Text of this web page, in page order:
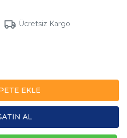
Ücretsiz Kargo
EKLE
AL